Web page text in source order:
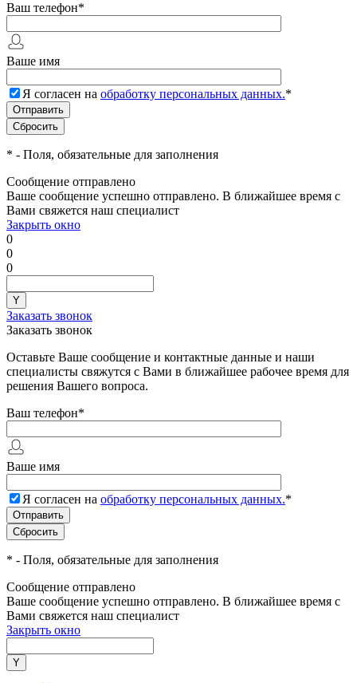
Ваш телефон*
Ваше имя
Я согласен на обработку персональных данных.*
* - Поля, обязательные для заполнения
Сообщение отправлено
Ваше сообщение успешно отправлено. В ближайшее время с
Вами свяжется наш специалист
Закрыть окно
0
0
0
Заказать звонок
Заказать звонок
Оставьте Ваше сообщение и контактные данные и наши
специалисты свяжутся с Вами в ближайшее рабочее время для
решения Вашего вопроса.
Ваш телефон*
Ваше имя
Я согласен на обработку персональных данных.*
* - Поля, обязательные для заполнения
Сообщение отправлено
Ваше сообщение успешно отправлено. В ближайшее время с
Вами свяжется наш специалист
Закрыть окно